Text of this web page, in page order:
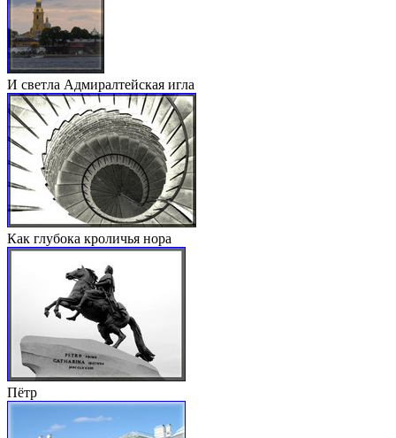
И светла Адмиралтейская игла
Как глубока кроличья нора
Пётр